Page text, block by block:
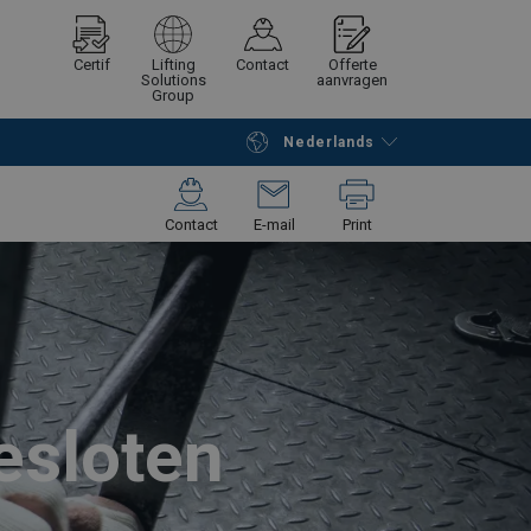
Certif
Lifting
Solutions
Group
Contact
Offerte
aanvragen
Nederlands
winkelen Vraag offerte aan
Contact E-mail Print